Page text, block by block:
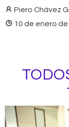
Piero Chávez
10 de enero de